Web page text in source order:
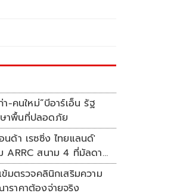
-คนใหม่”บีอาร์เอ็น รัฐ
าพื้นที่ปลอดภัย
ด้า เรซซิ่ง ไทยแลนด์'
ARRC สนาม 4 ที่มัลดาลิ
ข้มตรวจคลินิกเสริมความ
ราคาต้องจ่ายจริง